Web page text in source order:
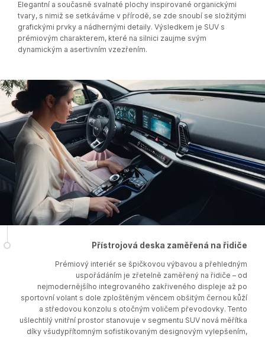
Elegantní a současně svalnaté plochy inspirované organickými
tvary, s nimiž se setkáváme v přírodě, se zde snoubí se složitými
grafickými prvky a nádhernými detaily. Výsledkem je SUV s
prémiovým charakterem, které na silnici zaujme svým
dynamickým a asertivním vzezřením.
Přístrojová deska zaměřená na řidiče
Prémiový interiér se špičkovou výbavou a přehledným
uspořádáním je zřetelně zaměřený na řidiče – od
nejmodernějšího integrovaného zakřiveného displeje až po
sportovní volant s dole zploštěným věncem obšitým černou kůží
a středovou konzolu s otočným voličem převodovky. Tento
ušlechtilý vnitřní prostor stanovuje v segmentu SUV nová měřítka
díky všudypřítomným sofistikovaným designovým vylepšením,